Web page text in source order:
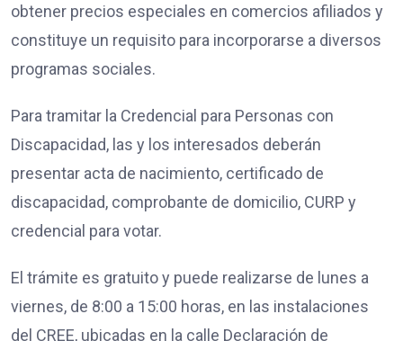
obtener precios especiales en comercios afiliados y
constituye un requisito para incorporarse a diversos
programas sociales.
Para tramitar la Credencial para Personas con
Discapacidad, las y los interesados deberán
presentar acta de nacimiento, certificado de
discapacidad, comprobante de domicilio, CURP y
credencial para votar.
El trámite es gratuito y puede realizarse de lunes a
viernes, de 8:00 a 15:00 horas, en las instalaciones
del CREE, ubicadas en la calle Declaración de